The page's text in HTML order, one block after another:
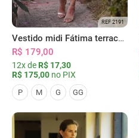
REF 2191
Vestido midi Fátima terracota
R$ 179,00
12x de R$ 17,30
R$ 175,00 no PIX
P M G GG